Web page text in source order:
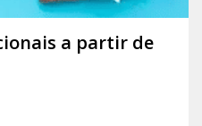
a partir de